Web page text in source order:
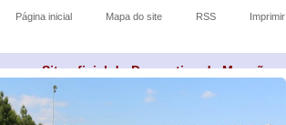
Site oficial do Desportivo de Monção
Página inicial Mapa do site RSS Imprimir